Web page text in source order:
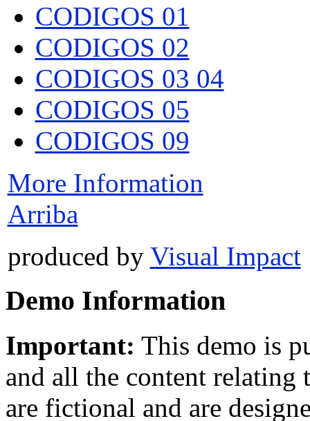
CODIGOS 01
CODIGOS 02
CODIGOS 03 04
CODIGOS 05
CODIGOS 09
More Information
Arriba
produced by Visual Impact
Demo Information
Important: This demo is
and all the content relating
are fictional and are